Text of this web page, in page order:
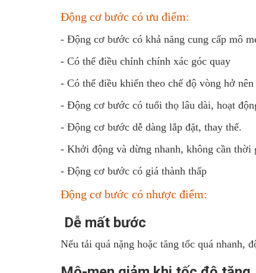
Động cơ bước có ưu điểm:
- Động cơ bước có khả năng cung cấp mô
- Có thể điều chỉnh chính xác góc quay
- Có thể điều khiển theo chế độ vòng hở
- Động cơ bước có tuổi thọ lâu dài, hoạt
- Động cơ bước dễ dàng lắp đặt, thay thế.
- Khởi động và dừng nhanh, không cần thời
- Động cơ bước có giá thành thấp
Động cơ bước có nhược điểm:
Dễ mất bước
Nếu tải quá nặng hoặc tăng tốc quá nhanh,